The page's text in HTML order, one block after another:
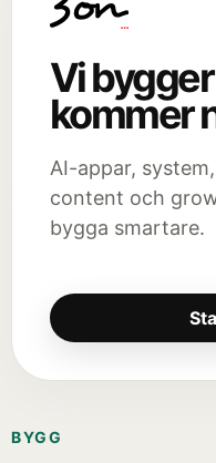
Vi
kommer
AI-appar,
content och
bygga smartare.
BYGG